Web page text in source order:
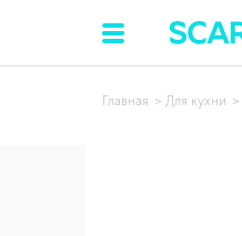
Главная Для кухни